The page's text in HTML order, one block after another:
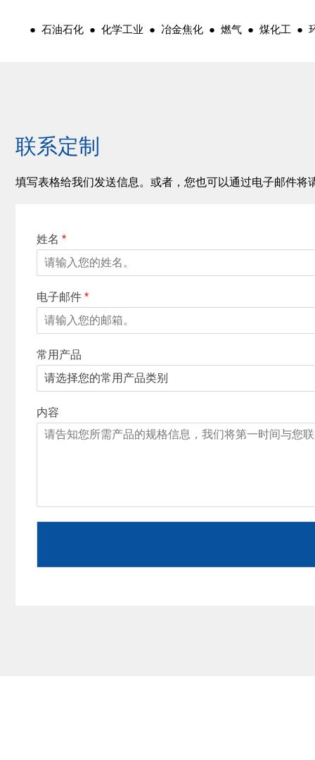
● 石油石化 ● 化学工业 ● 冶金焦化 ● 燃气 ● 煤化工 ●
联系定制
填写表格给我们发送信息。或者，您也可以通过电子邮件将
姓名 *
电子邮件 *
常用产品
内容